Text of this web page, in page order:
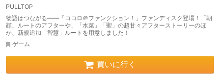
PULLTOP
物語はつながる――「ココロ＠ファンクション！」ファンディスク登場！「朝
顔」ルートのアフターや、「水菜」「聖」の超甘々アフターストーリーのほ
か、新規追加「智慧」ルートを用意しました！
ゲーム
買いに行く